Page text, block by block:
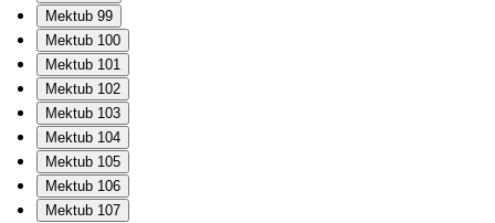
Mektub 99
Mektub 100
Mektub 101
Mektub 102
Mektub 103
Mektub 104
Mektub 105
Mektub 106
Mektub 107